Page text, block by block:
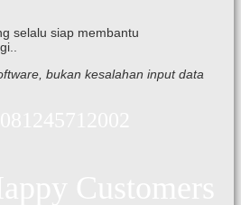
selalu siap membantu
bukan kesalahan input data